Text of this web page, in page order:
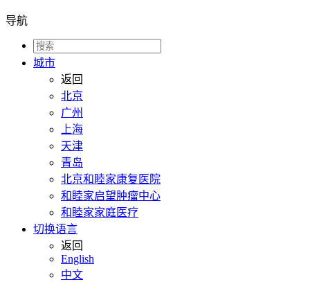
导航
城市
返回
北京
广州
上海
天津
青岛
北京和睦家康复医院
和睦家启望肿瘤中心
和睦家家庭医疗
切换语言
返回
English
中文